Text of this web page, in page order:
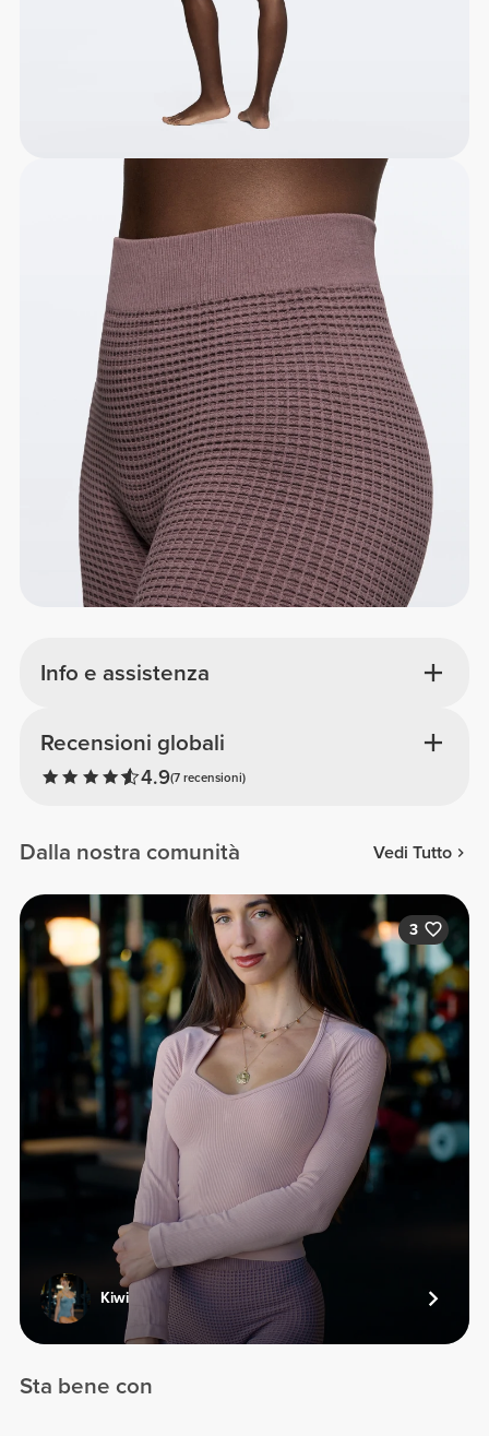
Info e assistenza
Recensioni globali
4.9(7 recensioni)
Dalla nostra comunità Vedi Tutto
3
Kiwi
Sta bene con